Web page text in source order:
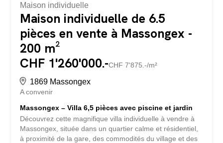
Maison individuelle
Maison individuelle de 6.5
pièces en vente à Massongex -
200 m²
CHF 1'260'000.-CHF 7'875.-/m²
1869 Massongex
A convenir
Massongex – Villa 6,5 pièces avec piscine et jardin
Découvrez cette magnifique villa individuelle à vendre à
Massongex, située dans un quartier calme et résidentiel,
à proximité de la gare, des commodités du village et des